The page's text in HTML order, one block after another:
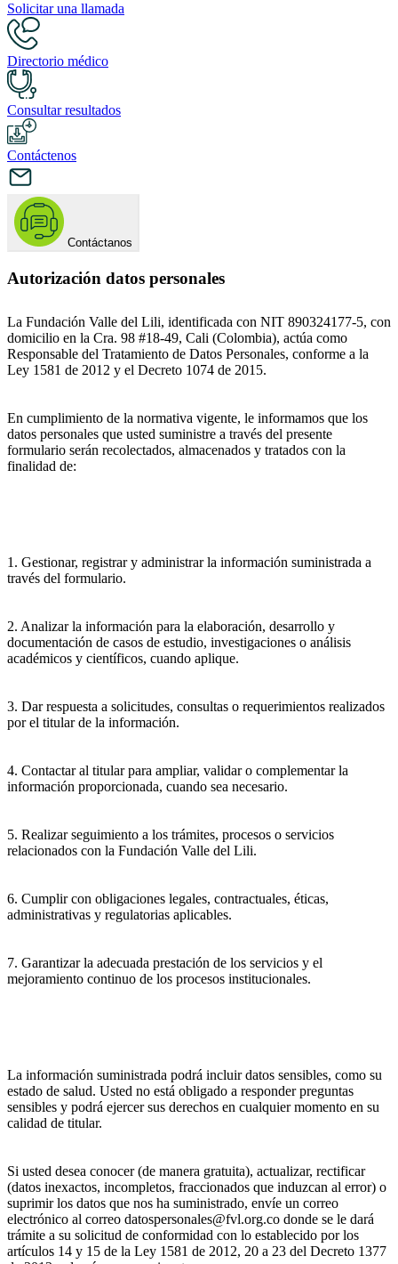
Solicitar una llamada
Directorio médico
Consultar resultados
Contáctenos
Contáctanos
Autorización datos personales
La Fundación Valle del Lili, identificada con NIT 890324177-5, con
domicilio en la Cra. 98 #18-49, Cali (Colombia), actúa como
Responsable del Tratamiento de Datos Personales, conforme a la
Ley 1581 de 2012 y el Decreto 1074 de 2015.
En cumplimiento de la normativa vigente, le informamos que los
datos personales que usted suministre a través del presente
formulario serán recolectados, almacenados y tratados con la
finalidad de:
1. Gestionar, registrar y administrar la información suministrada a
través del formulario.
2. Analizar la información para la elaboración, desarrollo y
documentación de casos de estudio, investigaciones o análisis
académicos y científicos, cuando aplique.
3. Dar respuesta a solicitudes, consultas o requerimientos realizados
por el titular de la información.
4. Contactar al titular para ampliar, validar o complementar la
información proporcionada, cuando sea necesario.
5. Realizar seguimiento a los trámites, procesos o servicios
relacionados con la Fundación Valle del Lili.
6. Cumplir con obligaciones legales, contractuales, éticas,
administrativas y regulatorias aplicables.
7. Garantizar la adecuada prestación de los servicios y el
mejoramiento continuo de los procesos institucionales.
La información suministrada podrá incluir datos sensibles, como su
estado de salud. Usted no está obligado a responder preguntas
sensibles y podrá ejercer sus derechos en cualquier momento en su
calidad de titular.
Si usted desea conocer (de manera gratuita), actualizar, rectificar
(datos inexactos, incompletos, fraccionados que induzcan al error) o
suprimir los datos que nos ha suministrado, envíe un correo
electrónico al correo datospersonales@fvl.org.co donde se le dará
trámite a su solicitud de conformidad con lo establecido por los
artículos 14 y 15 de la Ley 1581 de 2012, 20 a 23 del Decreto 1377